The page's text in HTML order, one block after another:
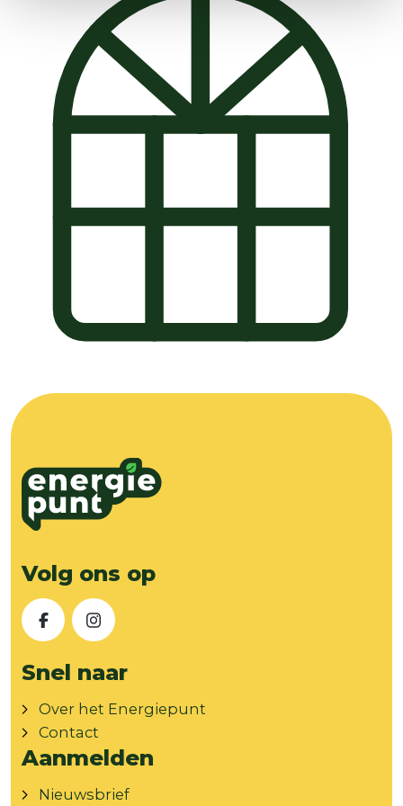
Volg ons op
FacebookInstagram
Snel naar
Over het Energiepunt
Contact
Aanmelden
Nieuwsbrief